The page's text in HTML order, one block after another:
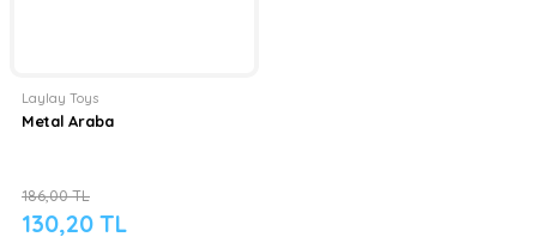
Laylay Toys
Metal Araba
130,20 TL
186,00 TL